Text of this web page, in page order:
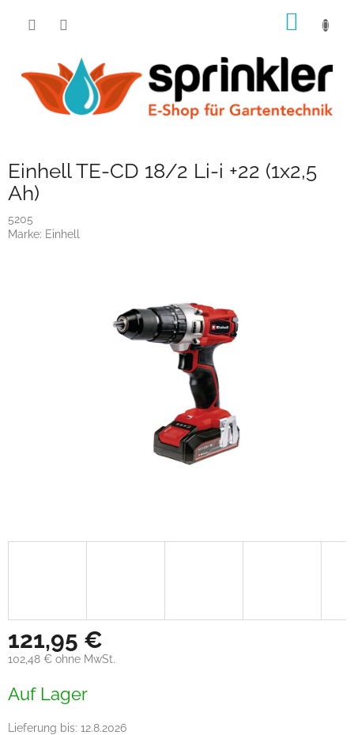
Einhell TE-CD 18/2 Li-i +22 (1x2,5
Ah)
5205
Marke: Einhell
121,95 €
102,48 € ohne MwSt.
Auf Lager
Lieferung bis: 12.8.2026